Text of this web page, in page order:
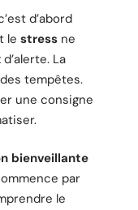
d’abord
le stress ne
La
tempêtes.
une consigne
bienveillante
par
le